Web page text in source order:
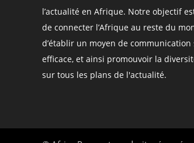
l’actualité en Afrique. Notre objectif
de connecter l’Afrique au reste du
d’établir un moyen de
efficace, et ainsi promouvoir la
sur tous les plans de l'actualité.